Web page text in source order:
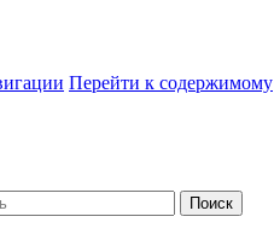
Перейти к содержимому